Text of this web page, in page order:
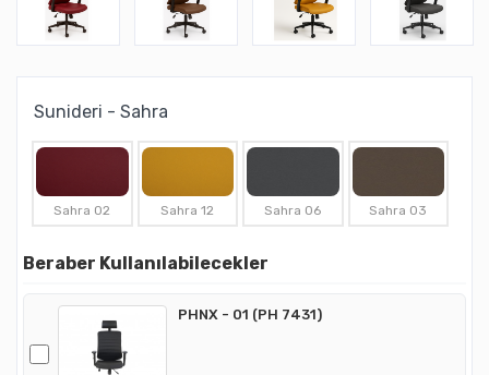
Sunideri - Sahra
Sahra 02 Sahra 12 Sahra 06 Sahra 03
Beraber Kullanılabilecekler
PHNX - 01 (PH 7431)